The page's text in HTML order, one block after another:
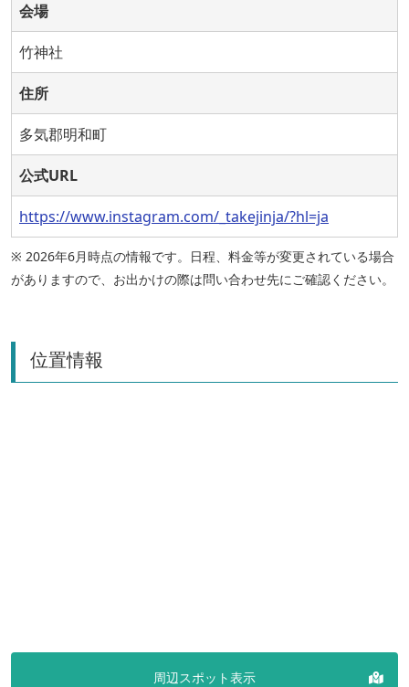
会場
竹神社
住所
多気郡明和町
公式URL
https://www.instagram.com/_takejinja/?hl=ja
※ 2026年6月時点の情報です。日程、料金等が変更されている場合
がありますので、お出かけの際は問い合わせ先にご確認ください。
位置情報
周辺スポット表示